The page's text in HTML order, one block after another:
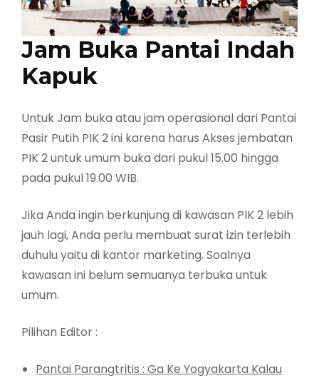
Jam Buka Pantai Indah
Kapuk
Untuk Jam buka atau jam operasional dari Pantai
Pasir Putih PIK 2 ini karena harus Akses jembatan
PIK 2 untuk umum buka dari pukul 15.00 hingga
pada pukul 19.00 WIB.
Jika Anda ingin berkunjung di kawasan PIK 2 lebih
jauh lagi, Anda perlu membuat surat izin terlebih
duhulu yaitu di kantor marketing. Soalnya
kawasan ini belum semuanya terbuka untuk
umum.
Pilihan Editor :
Pantai Parangtritis : Ga Ke Yogyakarta Kalau